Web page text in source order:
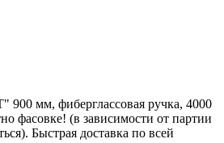
900 мм, фиберглассовая ручка, 4000
фасовке! (в зависимости от партии
Быстрая доставка по всей